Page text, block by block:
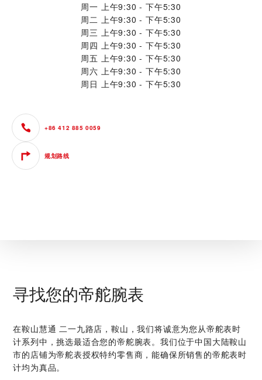
周一 上午9:30 - 下午5:30
周二 上午9:30 - 下午5:30
周三 上午9:30 - 下午5:30
周四 上午9:30 - 下午5:30
周五 上午9:30 - 下午5:30
周六 上午9:30 - 下午5:30
周日 上午9:30 - 下午5:30
+86 412 885 0059
规划路线
寻找您的帝舵腕表
在‭鞍山慧通 二一九路店，鞍山‬，我们将诚意为您从帝舵表时
计系列中，挑选最适合您的帝舵腕表。我们位于中国大陆鞍山
市的店铺为帝舵表授权特约零售商，能确保所销售的帝舵表时
计均为真品。